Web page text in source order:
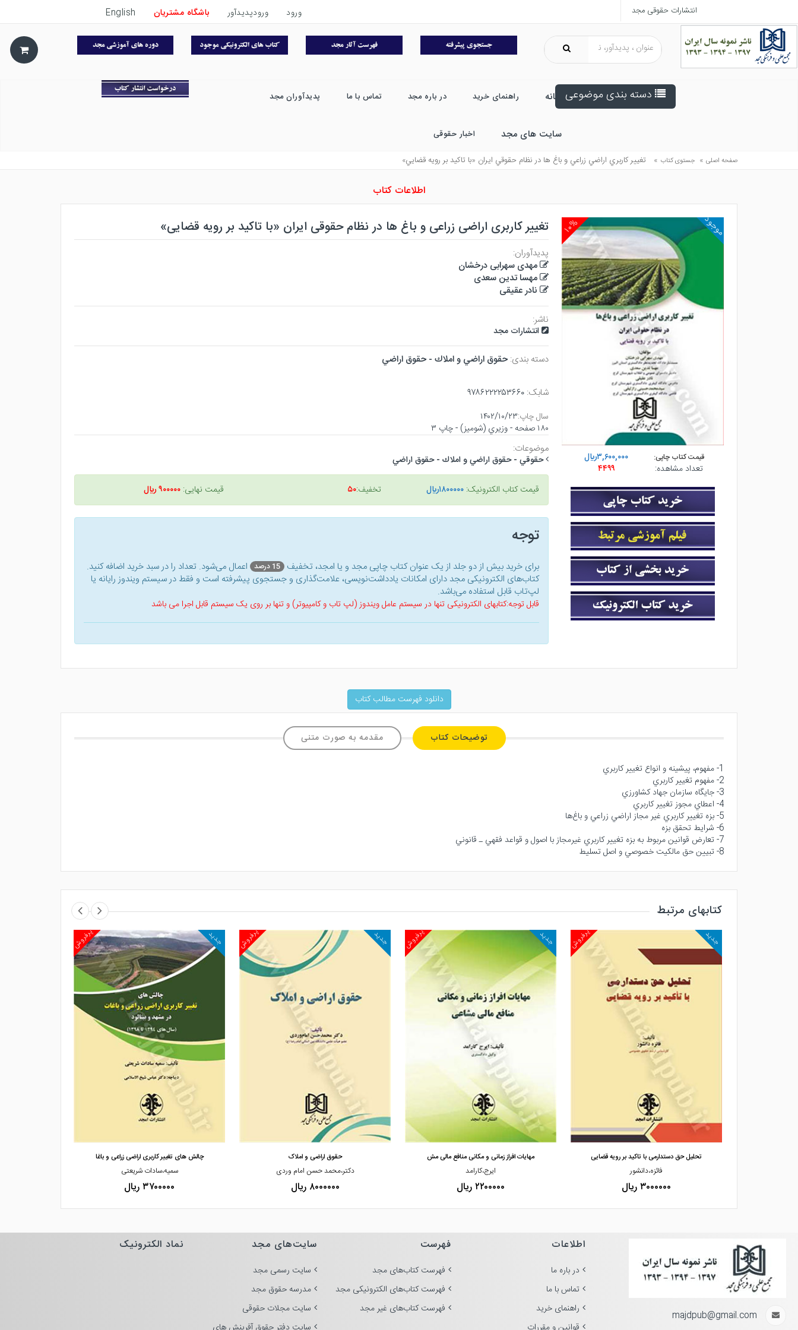
انتشارات حقوقی مجد ورود ورودپدیدآور باشگاه مشتریان English
دسته بندی موضوعی خانه راهنمای خرید در باره مجد تماس با ما پدیدآوران مجد
سایت های مجد اخبار حقوقی
صفحه اصلی » جستوی کتاب » تغيير كاربري اراضي زراعي و باغ ها در نظام حقوقي ايران «با تاكيد بر رويه قضايي»
اطلاعات کتاب
۱۰% موجود
قیمت کتاب چاپی:
۳,۶۰۰,۰۰۰ريال
تعداد مشاهده:
۴۴۹۹
تغییر کاربری اراضی زراعی و باغ ها در نظام حقوقی ایران «با تاکید بر رویه قضایی»
پدیدآوران:
مهدی سهرابی درخشان
مهسا تدین سعدی
نادر عقیقی
ناشر:
انتشارات مجد
دسته بندی:حقوق اراضي و املاك - حقوق اراضي
شابک:۹۷۸۶۲۲۲۲۵۳۶۶۰
سال چاپ:۱۴۰۲/۱۰/۲۳
۱۸۰ صفحه - وزيري (شوميز) - چاپ ۳
موضوعات:
حقوقي - حقوق اراضي و املاك - حقوق اراضي
قیمت کتاب الکترونیک:۱۸۰۰۰۰۰ريال تخفیف:۵۰ قیمت نهایی:۹۰۰۰۰۰ ريال
توجه
برای خرید بیش از دو جلد از یک عنوان کتاب‌ چاپی مجد و یا امجد، تخفیف 15 درصد
اعمال می‌شود. تعداد را در سبد خرید اضافه کنید.
کتاب‌های الکترونیکی مجد دارای امکانات یادداشت‌نویسی، علامت‌گذاری و جستجوی پیشرفته است و فقط در سیستم ویندوز رایانه یا
لپ‌تاب قابل استفاده می‌باشد.
قابل توجه:کتابهای الکترونیکی تنها در سیستم عامل ویندوز (لپ تاب و کامپیوتر) و تنها بر روی یک سیستم قابل اجرا می باشد
دانلود فهرست مطالب کتاب
توضیحات کتاب مقدمه به صورت متنی
1- مفهوم، پيشينه و انواع تغيير كاربري
2- مفهوم تغيير كاربري
3- جايگاه سازمان جهاد كشاورزي
4- اعطاي مجوز تغيير كاربري
5- بزه تغيير كاربري غير مجاز اراضي زراعي و باغ‌ها
6- شرايط تحقق بزه
7- تعارض قوانين مربوط به بزه تغيير كاربري غيرمجاز با اصول و قواعد فقهي ـ قانوني
8- تبيين حق مالكيت خصوصي و اصل تسليط
کتابهای مرتبط
مشاهده و خرید
پرفروش جدید
مشاهده و خرید
تحلیل حق دستدارمی با تاکید بر رویه قضایی
فائزه،دانشور
۳۰۰۰۰۰۰ ریال
پرفروش جدید
مشاهده و خرید
مهایات افراز زمانی و مکانی منافع مالی مش
ایرج،کارامد
۲۲۰۰۰۰۰ ریال
پرفروش جدید
حقوق اراضی و املاک
دکتر،محمد حسن امام وردی
۸۰۰۰۰۰۰ ریال
پرفروش جدید
چالش های تغییر کاربری اراضی زراعی و باغا
سمیه،سادات شریعتی
۳۷۰۰۰۰۰ ریال
majdpub@gmail.com
اطلاعات
در باره ما
تماس با ما
راهنمای خرید
فهرست
فهرست کتاب‌های مجد
فهرست کتاب‌های الکترونیکی مجد
فهرست کتاب‌های غیر مجد
سایت‌های مجد
سایت رسمی مجد
مدرسه حقوق مجد
سایت مجلات حقوقی
نماد الکترونیک